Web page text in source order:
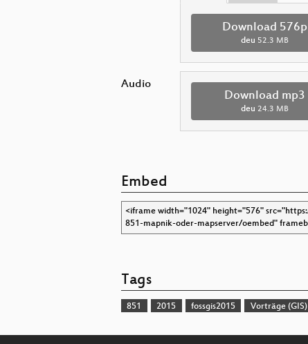
Download 576p
deu 52.3 MB
Audio
Download mp3
deu 24.3 MB
Embed
Tags
851 2015 fossgis2015 Vorträge (GIS)